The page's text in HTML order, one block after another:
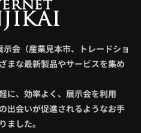
会（産業見本市、トレードショ
まな最新製品やサービスを集め
に、効率よく、展示会を利用
出会いが促進されるようなお手
ました。